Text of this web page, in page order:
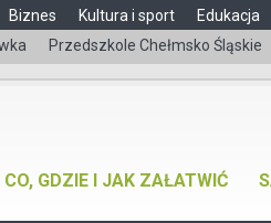
Biznes Kultura i sport
Edukacja
Przedszkole Chełmsko Śląskie
CO, GDZIE I JAK ZAŁATWIĆ